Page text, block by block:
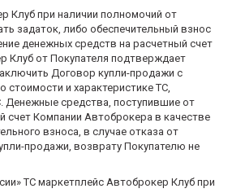
Клуб при наличии полномочий от
задаток, либо обеспечительный взнос
денежных средств на расчетный счет
Клуб от Покупателя подтверждает
Договор купли-продажи с
стоимости и характеристике ТС,
Денежные средства, поступившие от
счет Компании Автоброкера в качестве
взноса, в случае отказа от
продажи, возврату Покупателю не
ТС маркетплейс Автоброкер Клуб при